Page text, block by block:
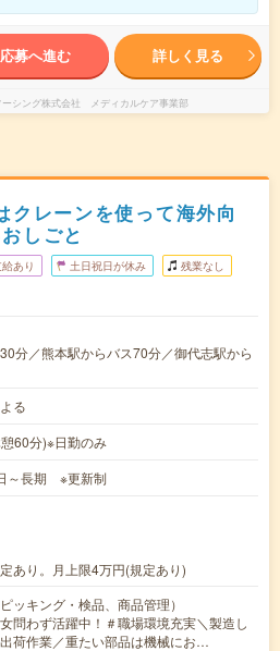
応募へ進む 詳しく見る
ーシング株式会社 メディカルケア事業部
クレーンを使って海外向
しごと
あり 土日祝日が休み 残業なし
分／熊本駅からバス70分／御代志駅から
る
60分)※日勤のみ
～長期 ※更新制
あり。月上限4万円(規定あり)
ッキング・検品、商品管理）
問わず活躍中！＃職場環境充実＼製造し
荷作業／重たい部品は機械にお…